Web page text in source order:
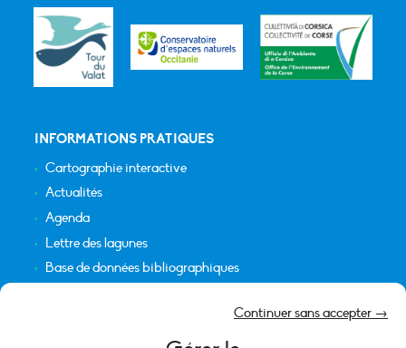
Continuer sans accepter →
INFORMATIONS PRATIQUES
Cartographie interactive
Actualités
Agenda
Lettre des lagunes
Base de données bibliographiques